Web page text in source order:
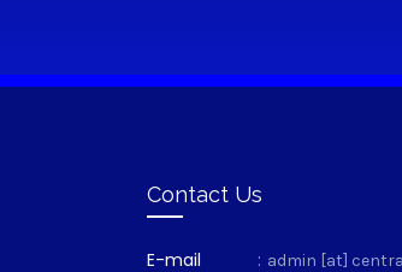
Contact Us
E-mail : admin [at]